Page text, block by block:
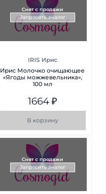
Снят с продажи
Запросить аналог
IRIS Ирис
Ирис Молочко очищающее
«Ягоды можжевельника»,
100 мл
1664₽
В корзину
Снят с продажи
Запросить аналог